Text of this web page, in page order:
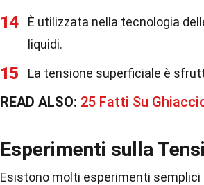
14
È utilizzata nella tecnologia
liquidi.
15 La tensione superficiale è
READ ALSO: 25 Fatti Su
Esperimenti sulla
Esistono molti esperimenti